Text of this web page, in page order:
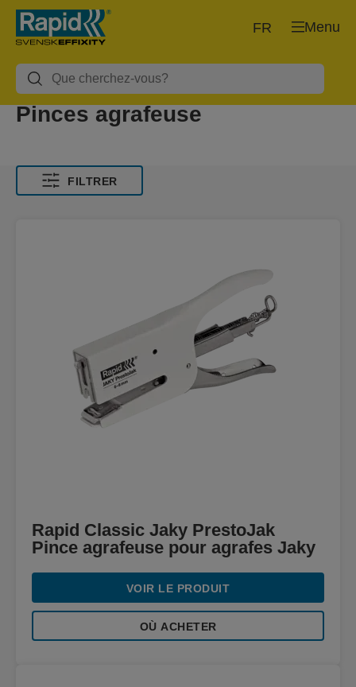
Menu
FR
Pinces agrafeuse
FILTRER
Rapid Classic Jaky PrestoJak
Pince agrafeuse pour agrafes Jaky
VOIR LE PRODUIT
OÙ ACHETER